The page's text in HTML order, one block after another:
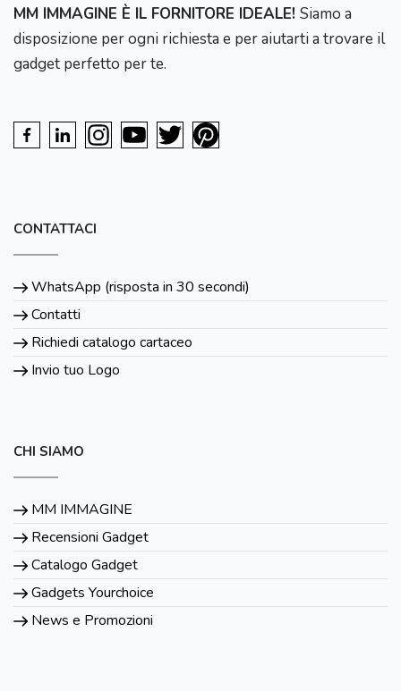
MM IMMAGINE È IL FORNITORE IDEALE! Siamo a
disposizione per ogni richiesta e per aiutarti a trovare il
gadget perfetto per te.
CONTATTACI
WhatsApp (risposta in 30 secondi)
Contatti
Richiedi catalogo cartaceo
Invio tuo Logo
CHI SIAMO
MM IMMAGINE
Recensioni Gadget
Catalogo Gadget
Gadgets Yourchoice
News e Promozioni